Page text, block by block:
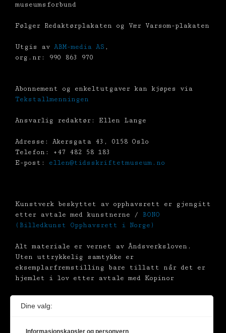
museumsforbund
Følger Redaktørplakaten og Vær Varsom-plakaten
Utgis av ABM-media AS ,
org.nr: 990 863 970
Abonnement og enkeltutgaver kan kjøpes via
Tekstallmenningen
Ansvarlig redaktør: Ellen Lange
Adresse: Akersgata 43, 0158 Oslo
Telefon: +47 482 58 183
E-post: ellen@tidsskriftetmuseum.no
Kunstverk beskyttet av opphavsrett er gjengitt
etter avtale med kunstnerne / BONO
(Billedkunst Opphavsrett i Norge)
Alt materiale er vernet av Åndsverksloven.
Uten uttrykkelig samtykke er
eksemplarfremstilling bare tillatt når det er
hjemlet i lov etter avtale med Kopinor
Dine valg:
Informasjonskapsler og personvern